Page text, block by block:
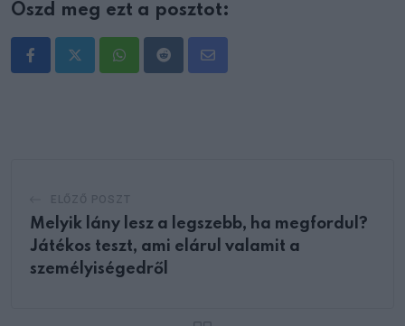
Oszd meg ezt a posztot:
WhatsappRedditShare
Melyik lány lesz a legszebb, ha megfordul?
Játékos teszt, ami elárul valamit a
személyiségedről